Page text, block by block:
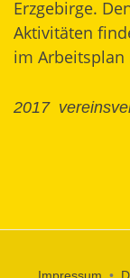
Erzgebirge.
Aktivitäten
im Arbeitsplan
2017